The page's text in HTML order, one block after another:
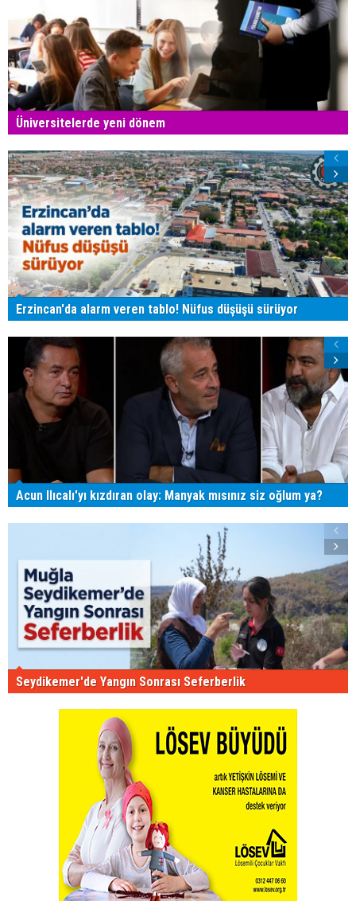
Üniversitelerde yeni dönem
Erzincan'da alarm veren tablo! Nüfus düşüşü sürüyor
Acun Ilıcalı'yı kızdıran olay: Manyak mısınız siz oğlum ya?
Seydikemer'de Yangın Sonrası Seferberlik